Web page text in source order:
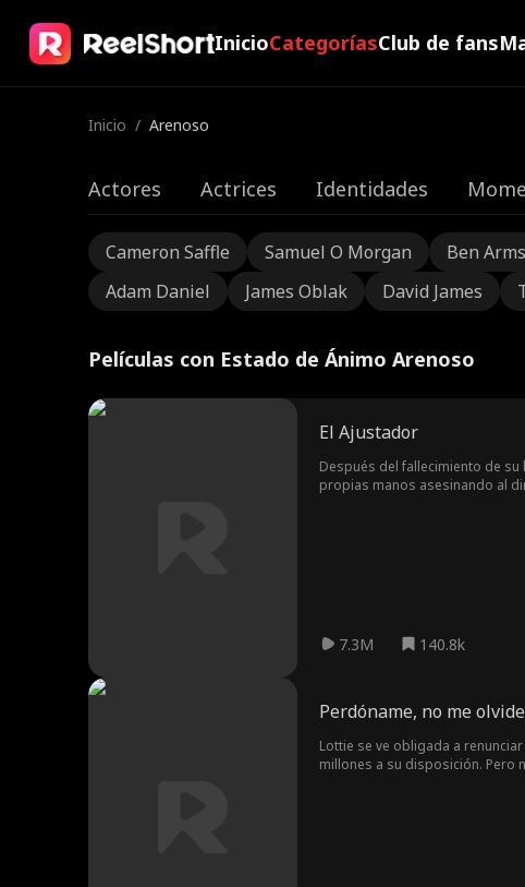
InicioCategoríasClub de fans
Inicio / Arenoso
Actores Actrices Identidades
Cameron Saffle Samuel O Morgan Ben
Adam Daniel
James Oblak David James
Películas con Estado de Ánimo Arenoso
El Ajustador
Después del fallecimiento de
propias manos asesinando al
7.3M 140.8k
Perdóname, no me
Lottie se ve obligada a
millones a su disposición. Pero